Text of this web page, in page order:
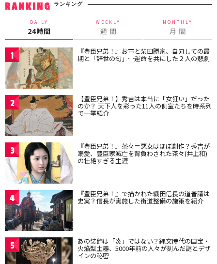
RANKING ランキング
DAILY
24時間
WEEKLY
週 間
MONTHLY
月 間
1 『豊臣兄弟！』お市と柴田勝家、自刃しての最
期と「辞世の句」…運命を共にした２人の悲劇
2 【豊臣兄弟！】秀吉は本当に「女狂い」だった
のか？ 天下人を彩った11人の側室たちを時系列
で一挙紹介
3 『豊臣兄弟！』茶々＝悪女はほぼ創作？秀吉が
溺愛、豊臣家滅亡を背負わされた茶々(井上和)
の壮絶すぎる生涯
4 『豊臣兄弟！』で描かれた織田信長の道普請は
史実？信長が実施した街道整備の施策を紹介
5 あの装飾は「炎」ではない？縄文時代の国宝・
火焔型土器、5000年前の人々が刻んだ謎とデザ
インの秘密